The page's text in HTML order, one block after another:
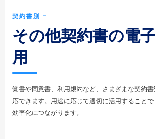
契約書別 ―
その他契約書の電
用
覚書や同意書、利用規約など、さまざまな契約
応できます。用途に応じて適切に活用すること
効率化につながります。